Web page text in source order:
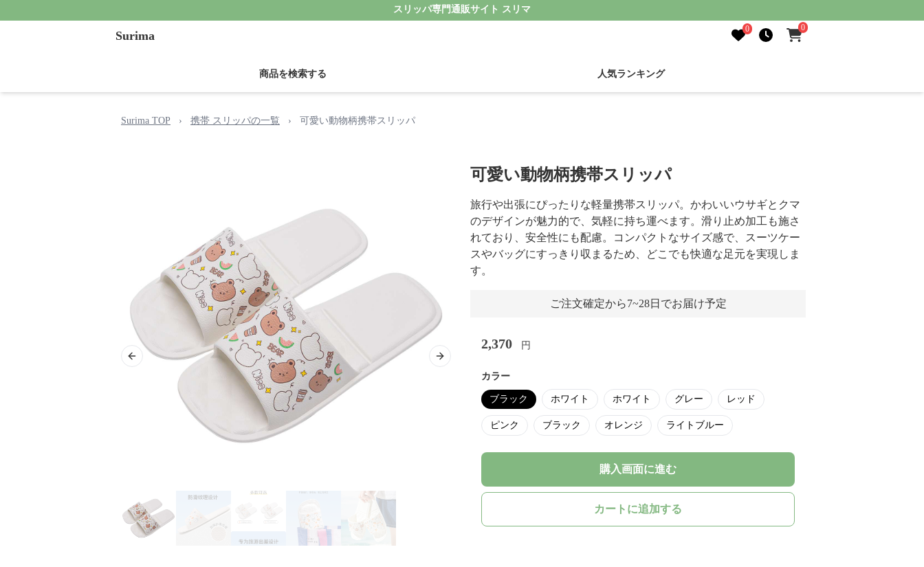
スリッパ専門通販サイト スリマ
Surima 0 0
商品を検索する 人気ランキング
Surima TOP › 携帯 スリッパの一覧 › 可愛い動物柄携帯スリッパ
Previous slide Next slide
可愛い動物柄携帯スリッパ
旅行や出張にぴったりな軽量携帯スリッパ。かわいいウサギとクマ
のデザインが魅力的で、気軽に持ち運べます。滑り止め加工も施さ
れており、安全性にも配慮。コンパクトなサイズ感で、スーツケー
スやバッグにすっきり収まるため、どこでも快適な足元を実現しま
す。
ご注文確定から7~28日でお届け予定
2,370 円
カラー
ブラック ホワイト ホワイト グレー レッド
ピンク ブラック オレンジ ライトブルー
購入画面に進む
カートに追加する